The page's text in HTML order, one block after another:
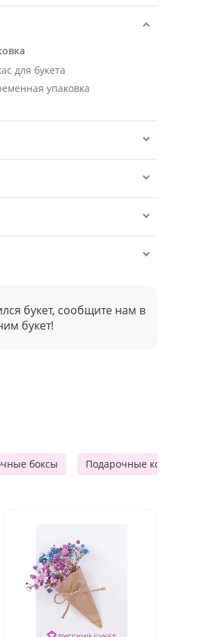
для букета
упаковка
букет, сообщите нам в
букет!
боксы Подарочные корзины